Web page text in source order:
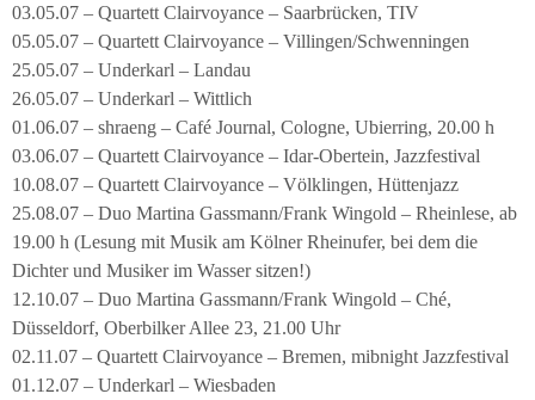
03.05.07 – Quartett Clairvoyance – Saarbrücken, TIV
05.05.07 – Quartett Clairvoyance – Villingen/Schwenningen
25.05.07 – Underkarl – Landau
26.05.07 – Underkarl – Wittlich
01.06.07 – shraeng – Café Journal, Cologne, Ubierring, 20.00 h
03.06.07 – Quartett Clairvoyance – Idar-Obertein, Jazzfestival
10.08.07 – Quartett Clairvoyance – Völklingen, Hüttenjazz
25.08.07 – Duo Martina Gassmann/Frank Wingold – Rheinlese, ab
19.00 h (Lesung mit Musik am Kölner Rheinufer, bei dem die
Dichter und Musiker im Wasser sitzen!)
12.10.07 – Duo Martina Gassmann/Frank Wingold – Ché,
Düsseldorf, Oberbilker Allee 23, 21.00 Uhr
02.11.07 – Quartett Clairvoyance – Bremen, mibnight Jazzfestival
01.12.07 – Underkarl – Wiesbaden